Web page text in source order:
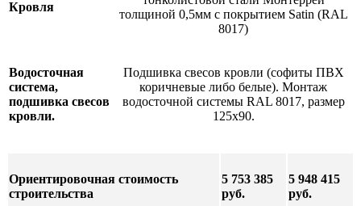
Кровля
толщиной 0,5мм с покрытием Satin (RAL
8017)
Водосточная
система,
подшивка свесов
кровли.
Подшивка свесов кровли (софиты ПВХ
коричневые либо белые). Монтаж
водосточной системы RAL 8017, размер
125х90.
Ориентировочная стоимость
строительства
5 753 385
руб.
5 948 415
руб.